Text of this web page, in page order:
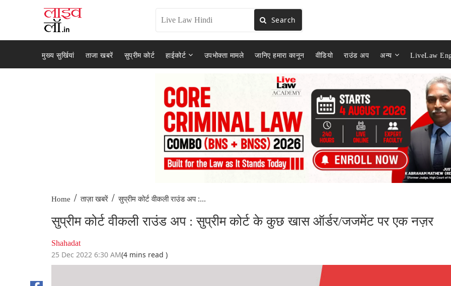
Search
मुख्य सुर्खियां ताजा खबरें सुप्रीम कोर्ट हाईकोर्ट उपभोक्ता मामले जानिए हमारा कानून वीडियो राउंड अप अन्य LiveLaw
Home / ताज़ा खबरें / सुप्रीम कोर्ट वीकली राउंड अप :...
सुप्रीम कोर्ट वीकली राउंड अप : सुप्रीम कोर्ट के कुछ खास ऑर्डर/जजमेंट पर एक नज़र
Shahadat
25 Dec 2022 6:30 AM(4 mins read )